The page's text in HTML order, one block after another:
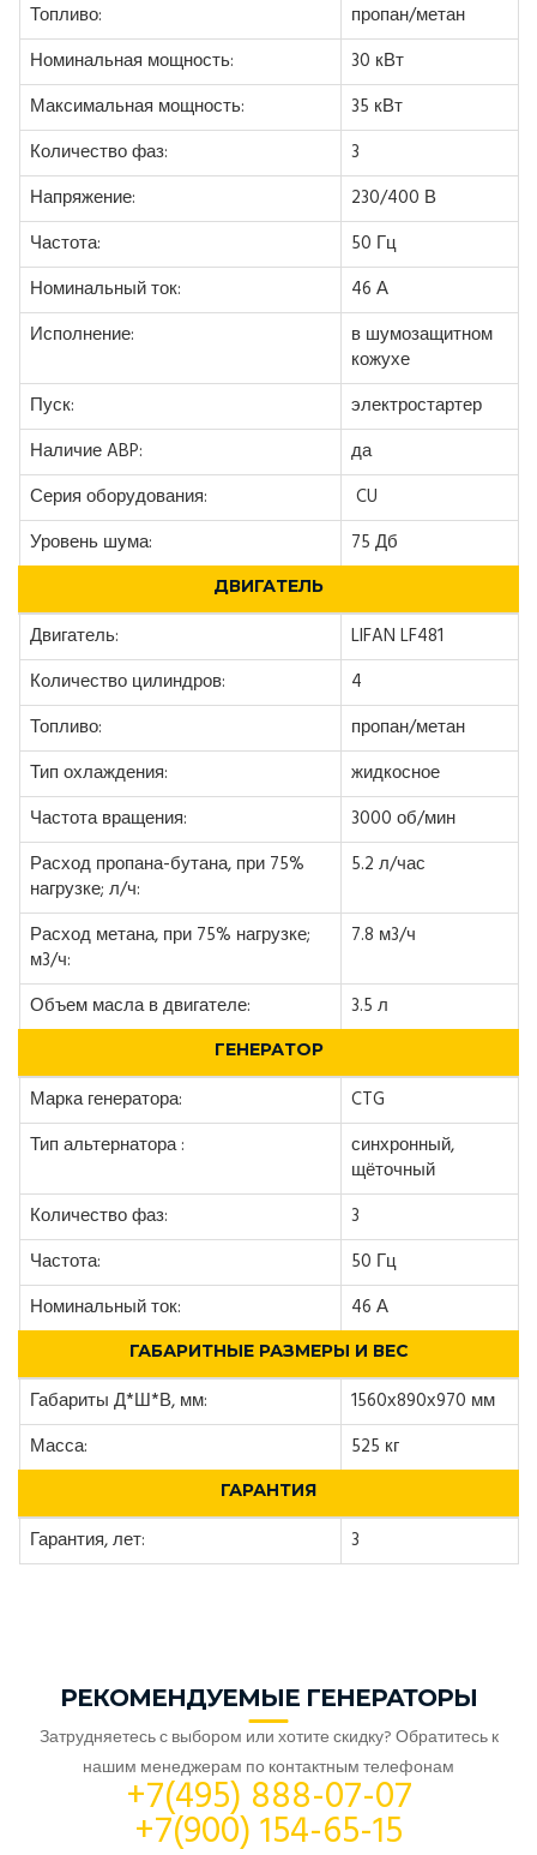
Топливо:
пропан/метан
Номинальная мощность:
30 кВт
Максимальная мощность:
35 кВт
Количество фаз:
3
Напряжение:
230/400 В
Частота:
50 Гц
Номинальный ток:
46 А
Исполнение:
в шумозащитном
кожухе
Пуск:
электростартер
Наличие ABP:
да
Серия оборудования:
CU
Уровень шума:
75 Дб
ДВИГАТЕЛЬ
Двигатель:
LIFAN LF481
Количество цилиндров:
4
Топливо:
пропан/метан
Тип охлаждения:
жидкосное
Частота вращения:
3000 об/мин
Расход пропана-бутана, при 75%
нагрузке; л/ч:
5.2 л/час
Расход метана, при 75% нагрузке;
м3/ч:
7.8 м3/ч
Объем масла в двигателе: 3.5 л
ГЕНЕРАТОР
Марка генератора:
CTG
Тип альтернатора :
синхронный,
щёточный
Количество фаз:
3
Частота:
50 Гц
Номинальный ток:
46 А
ГАБАРИТНЫЕ РАЗМЕРЫ И ВЕС
Габариты Д*Ш*В, мм:
1560х890х970 мм
Масса:
525 кг
ГАРАНТИЯ
Гарантия, лет: 3
РЕКОМЕНДУЕМЫЕ ГЕНЕРАТОРЫ
Затрудняетесь с выбором или хотите скидку? Обратитесь к
нашим менеджерам по контактным телефонам
+7(495) 888-07-07
+7(900) 154-65-15